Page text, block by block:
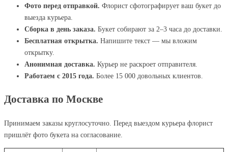
Фото перед отправкой. Флорист сфотографирует ваш букет до
выезда курьера.
Сборка в день заказа. Букет собирают за 2–3 часа до доставки.
Бесплатная открытка. Напишите текст — мы вложим
открытку.
Анонимная доставка. Курьер не раскроет отправителя.
Работаем с 2015 года. Более 15 000 довольных клиентов.
Доставка по Москве
Принимаем заказы круглосуточно. Перед выездом курьера флорист
пришлёт фото букета на согласование.